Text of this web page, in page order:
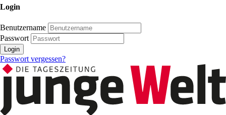
Login
Benutzername
Passwort
Login
Passwort vergessen?